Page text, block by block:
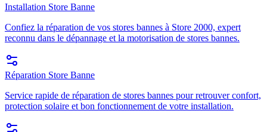
Installation Store Banne
Confiez la réparation de vos stores bannes à Store 2000, expert
reconnu dans le dépannage et la motorisation de stores bannes.
Réparation Store Banne
Service rapide de réparation de stores bannes pour retrouver confort,
protection solaire et bon fonctionnement de votre installation.